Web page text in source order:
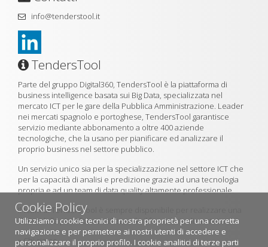
Cookie Policy
Utilizziamo i cookie tecnici di nostra proprietà per una corretta
navigazione e per permetere ai nostri utenti di accedere e
personalizzare il proprio profilo. I cookie analitici di terze parti
info@tenderstool.it
TendersTool
Parte del gruppo Digital360, TendersTool è la piattaforma di
business intelligence basata sui Big Data, specializzata nel
mercato ICT per le gare della Pubblica Amministrazione. Leader
nei mercati spagnolo e portoghese, TendersTool garantisce
servizio mediante abbonamento a oltre 400 aziende
tecnologiche, che la usano per pianificare ed analizzare il
proprio business nel settore pubblico.
Un servizio unico sia per la specializzazione nel settore ICT che
per la capacità di analisi e predizione grazie ad una tecnologia
propria e ad un team di data quality altamente professionale.
Il team di TendersTool è sempre disponibile per realizzare una
demo della piattaforma utilizzando il formulario di contatto.
»Chi siamo